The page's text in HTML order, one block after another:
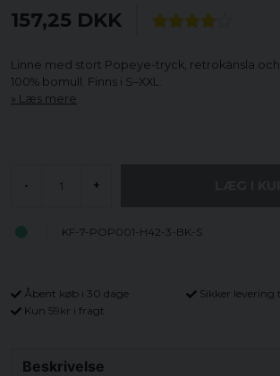
157,25 DKK
Linne med stort Popeye-tryck, retrokänsla
100% bomull. Finns i S–XXL.
Læs mere
- +
KF-7-POP001-H42-3-BK-S
Åbent køb i 30 dage
Sikker levering
Kun 59kr i fragt
Beskrivelse